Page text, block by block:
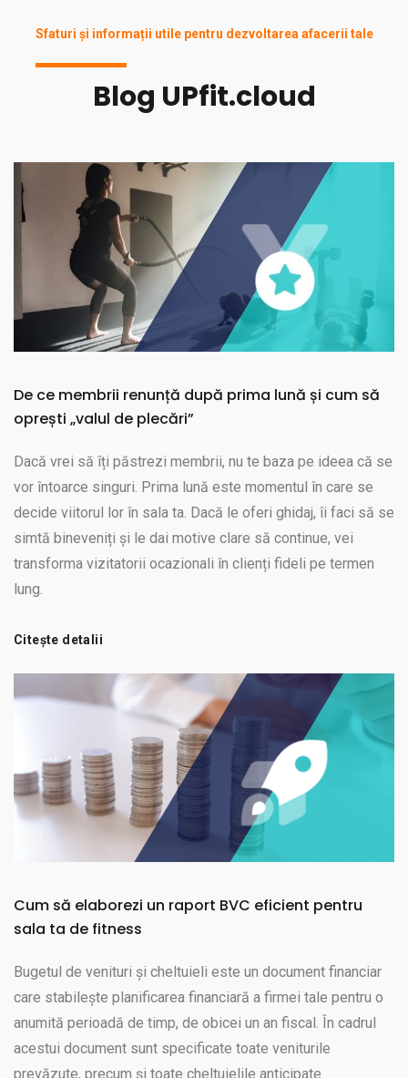
Sfaturi și informații utile pentru dezvoltarea afacerii tale
Blog UPfit.cloud
De ce membrii renunță după prima lună și cum să
oprești „valul de plecări”
Dacă vrei să îți păstrezi membrii, nu te baza pe ideea că se
vor întoarce singuri. Prima lună este momentul în care se
decide viitorul lor în sala ta. Dacă le oferi ghidaj, îi faci să se
simtă bineveniți și le dai motive clare să continue, vei
transforma vizitatorii ocazionali în clienți fideli pe termen
lung.
Citește detalii
Cum să elaborezi un raport BVC eficient pentru
sala ta de fitness
Bugetul de venituri și cheltuieli este un document financiar
care stabilește planificarea financiară a firmei tale pentru o
anumită perioadă de timp, de obicei un an fiscal. În cadrul
acestui document sunt specificate toate veniturile
prevăzute, precum și toate cheltuielile anticipate.